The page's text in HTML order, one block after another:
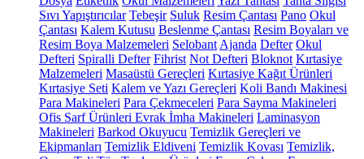
Sıvı Yapıştırıcılar Tebeşir Suluk Resim Çantası Pano Okul
Çantası Kalem Kutusu Beslenme Çantası Resim Boyaları ve
Resim Boya Malzemeleri Selobant Ajanda Defter Okul
Defteri Spiralli Defter Fihrist Not Defteri Bloknot Kırtasiye
Malzemeleri Masaüstü Gereçleri Kırtasiye Kağıt Ürünleri
Kırtasiye Seti Kalem ve Yazı Gereçleri Koli Bandı Makinesi
Para Makineleri Para Çekmeceleri Para Sayma Makineleri
Ofis Sarf Ürünleri Evrak İmha Makineleri Laminasyon
Makineleri Barkod Okuyucu Temizlik Gereçleri ve
Ekipmanları Temizlik Eldiveni Temizlik Kovası Temizlik,